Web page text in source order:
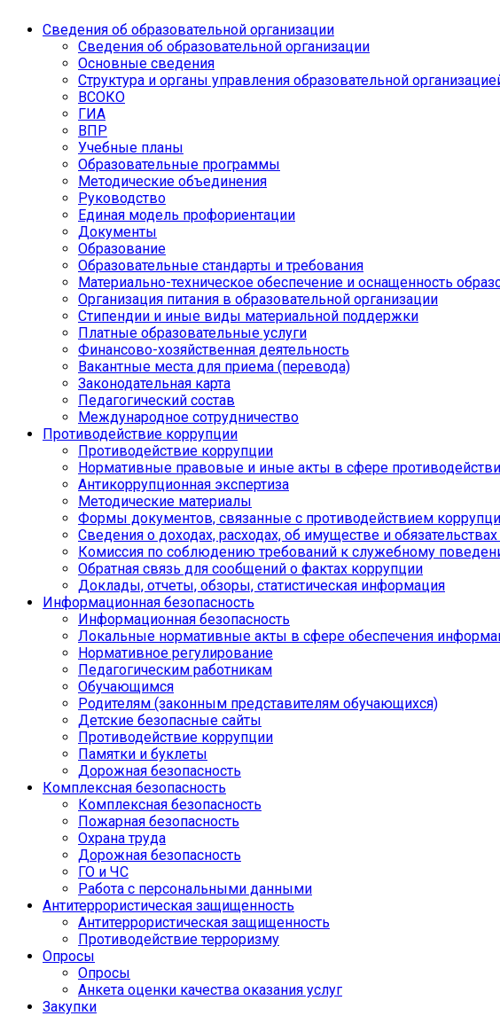
Сведения об образовательной организации
Сведения об образовательной организации
Основные сведения
Структура и органы управления образовательной
ВСОКО
ГИА
ВПР
Учебные планы
Образовательные программы
Методические объединения
Руководство
Единая модель профориентации
Документы
Образование
Образовательные стандарты и требования
Материально-техническое обеспечение и оснащенность
Организация питания в образовательной организации
Стипендии и иные виды материальной поддержки
Платные образовательные услуги
Финансово-хозяйственная деятельность
Вакантные места для приема (перевода)
Законодательная карта
Педагогический состав
Международное сотрудничество
Противодействие коррупции
Противодействие коррупции
Нормативные правовые и иные акты в сфере
Антикоррупционная экспертиза
Методические материалы
Формы документов, связанные с противодействием
Сведения о доходах, расходах, об имуществе и
Комиссия по соблюдению требований к служебному
Обратная связь для сообщений о фактах коррупции
Доклады, отчеты, обзоры, статистическая информация
Информационная безопасность
Информационная безопасность
Локальные нормативные акты в сфере обеспечения
Нормативное регулирование
Педагогическим работникам
Обучающимся
Родителям (законным представителям обучающихся)
Детские безопасные сайты
Противодействие коррупции
Памятки и буклеты
Дорожная безопасность
Комплексная безопасность
Комплексная безопасность
Пожарная безопасность
Охрана труда
Дорожная безопасность
ГО и ЧС
Работа с персональными данными
Антитеррористическая защищенность
Антитеррористическая защищенность
Противодействие терроризму
Опросы
Опросы
Анкета оценки качества оказания услуг
Закупки